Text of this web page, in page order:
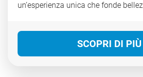
un’esperienza unica che fonde
SCOPRI DI PIÙ